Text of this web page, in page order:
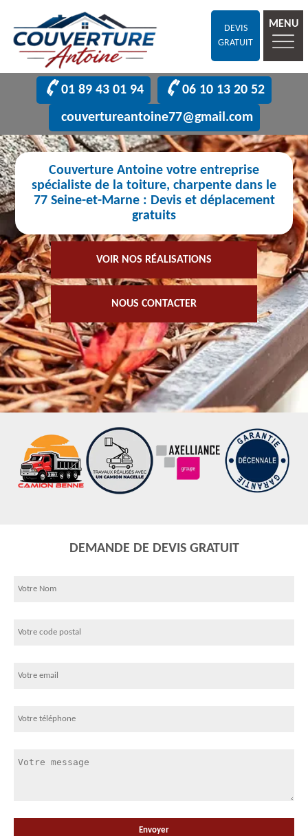
DEVIS
GRATUIT
MENU
01 89 43 01 94
06 10 13 20 52
couvertureantoine77@gmail.com
Couverture Antoine votre entreprise
spécialiste de la toiture, charpente dans le
77 Seine-et-Marne : Devis et déplacement
gratuits
VOIR NOS RÉALISATIONS
NOUS CONTACTER
DEMANDE DE DEVIS GRATUIT